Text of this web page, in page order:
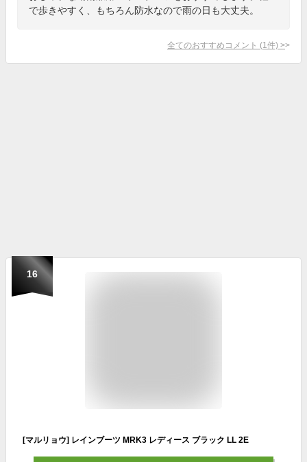
で歩きやすく、もちろん防水なので雨の日も大丈夫。
全てのおすすめコメント (1 件) >
16
[マルリョウ] レインブーツ MRK3 レディース ブラック LL 2E